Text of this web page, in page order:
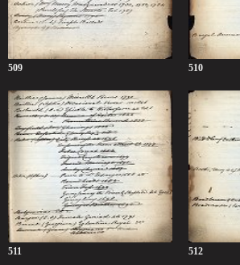
509 510
511 512